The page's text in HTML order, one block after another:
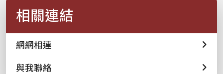
相關連結
網網相連
與我聯絡